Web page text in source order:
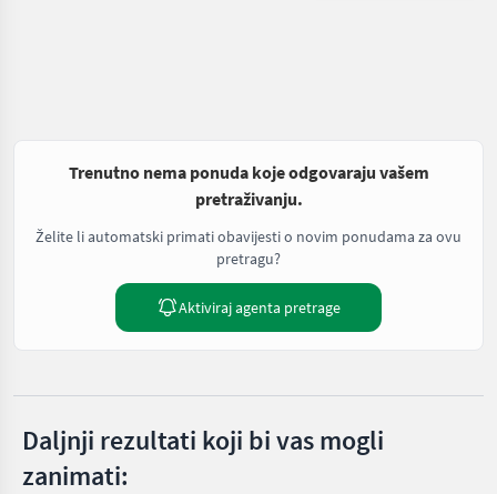
Trenutno nema ponuda koje odgovaraju vašem
pretraživanju.
Želite li automatski primati obavijesti o novim ponudama za ovu
pretragu?
Aktiviraj agenta pretrage
Daljnji rezultati koji bi vas mogli
zanimati: